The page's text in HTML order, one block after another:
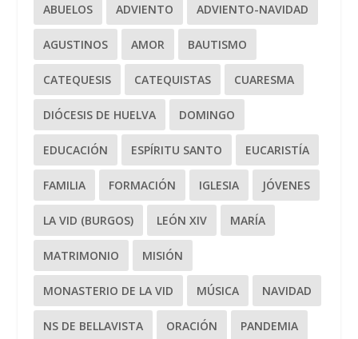
ABUELOS ADVIENTO ADVIENTO-NAVIDAD
AGUSTINOS AMOR BAUTISMO
CATEQUESIS CATEQUISTAS CUARESMA
DIÓCESIS DE HUELVA DOMINGO
EDUCACIÓN ESPÍRITU SANTO EUCARISTÍA
FAMILIA FORMACIÓN IGLESIA JÓVENES
LA VID (BURGOS) LEÓN XIV MARÍA
MATRIMONIO MISIÓN
MONASTERIO DE LA VID MÚSICA NAVIDAD
NS DE BELLAVISTA ORACIÓN PANDEMIA